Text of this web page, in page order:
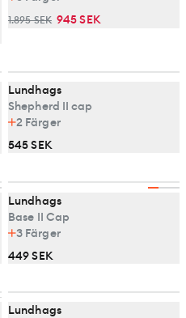
1.895 SEK 945 SEK
Lundhags
Shepherd II cap
2 Färger
545 SEK
Lundhags
Base II Cap
3 Färger
449 SEK
Lundhags